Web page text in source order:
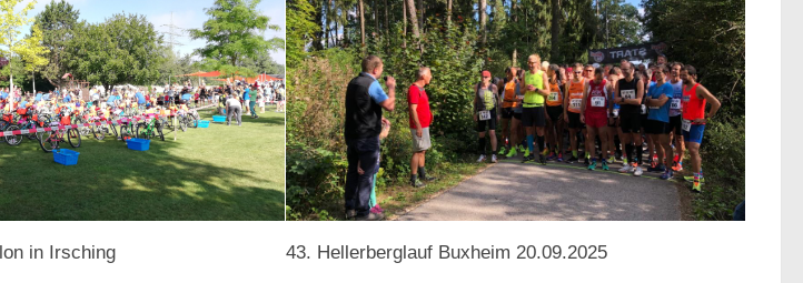
in Irsching 43. Hellerberglauf Buxheim 20.09.2025